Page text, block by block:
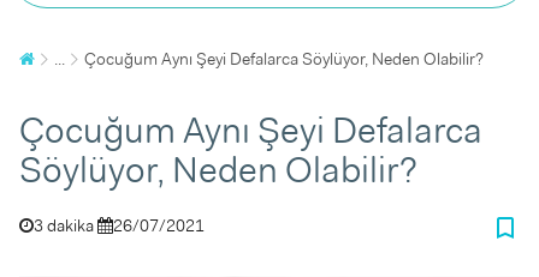
... Çocuğum Aynı Şeyi Defalarca Söylüyor, Neden Olabilir?
Çocuğum Aynı Şeyi Defalarca
Söylüyor, Neden Olabilir?
3 dakika 26/07/2021 bookmark_border